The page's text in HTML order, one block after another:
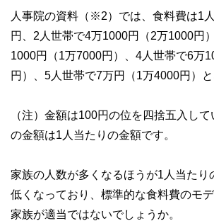
人事院の資料（※2）では、食料費は1
円、2人世帯で4万1000円（2万1000円
1000円（1万7000円）、4人世帯で6万
円）、5人世帯で7万円（1万4000円）と
（注）金額は100円の位を四捨五入し
の金額は1人当たりの金額です。
家族の人数が多くなるほうが1人当たり
低くなっており、標準的な食料費のモ
家族が適当ではないでしょうか。